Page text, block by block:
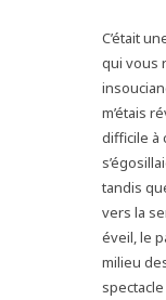
C’était
qui vous
m’étais
difficile à
tandis
vers la
éveil, le
milieu